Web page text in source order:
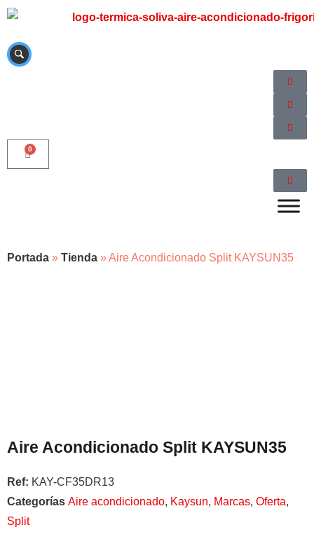
0
Portada » Tienda »Aire Acondicionado Split KAYSUN35
Aire Acondicionado Split KAYSUN35
Ref: KAY-CF35DR13
Categorías Aire acondicionado, Kaysun, Marcas, Oferta,
Split